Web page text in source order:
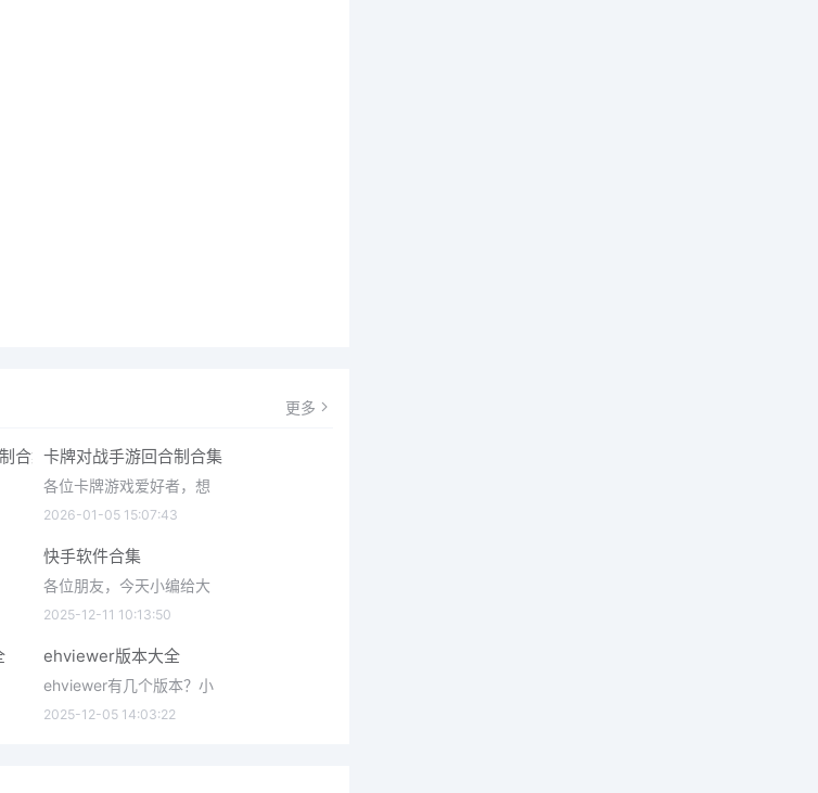
更多
卡牌对战手游回合制合集
各位卡牌游戏爱好者，想
2026-01-05 15:07:43
快手软件合集
各位朋友，今天小编给大
2025-12-11 10:13:50
ehviewer版本大全
ehviewer有几个版本？小
2025-12-05 14:03:22